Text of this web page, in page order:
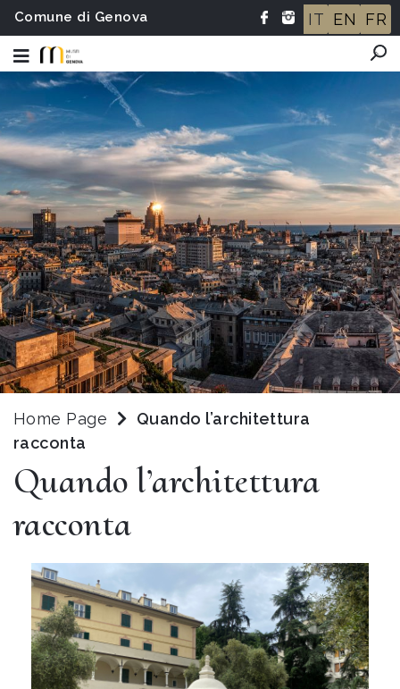
Comune di Genova IT EN FR
Home Page
Quando l’architettura
racconta
Quando l’architettura
racconta